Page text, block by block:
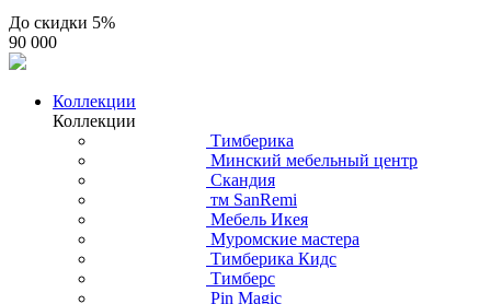
До скидки 5%
90 000
Коллекции
Коллекции
Тимберика
Минский мебельный центр
Скандия
тм SanRemi
Мебель Икея
Муромские мастера
Тимберика Кидс
Тимберс
Pin Magic